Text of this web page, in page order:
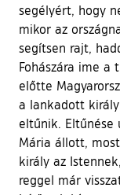
segélyért, hogy
mikor az
segítsen rajt,
Fohászára ime a
előtte
a lankadott
eltűnik. Eltűnése
Mária állott,
király az
reggel már